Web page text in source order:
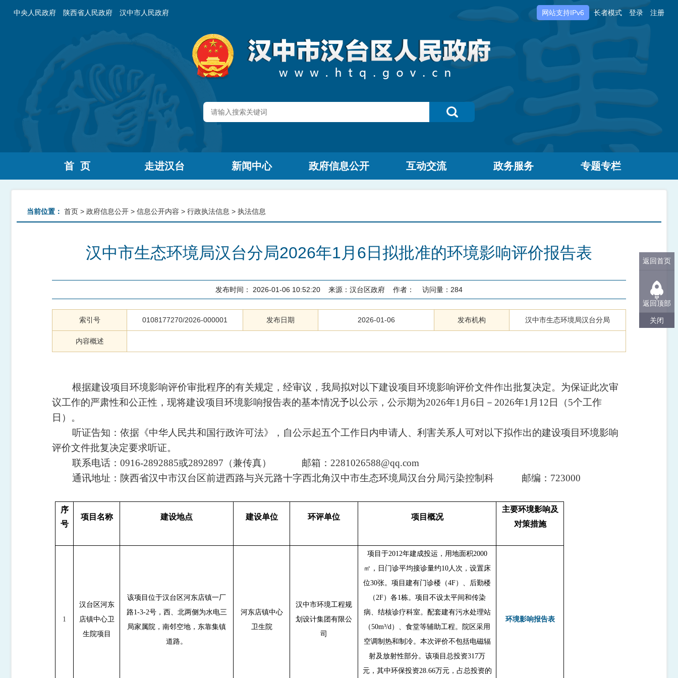
中央人民政府 陕西省人民政府 汉中市人民政府 网站支持IPv6 长者模式 登录 注册
首 页 走进汉台 新闻中心 政府信息公开 互动交流 政务服务 专题专栏
当前位置： 首页 > 政府信息公开 > 信息公开内容 > 行政执法信息 > 执法信息
汉中市生态环境局汉台分局2026年1月6日拟批准的环境影响评价报告表
发布时间： 2026-01-06 10:52:20 来源： 汉台区政府 作者： 访问量： 284
索引号 0108177270/2026-000001 发布日期 2026-01-06 发布机构 汉中市生态环境局汉台分局
内容概述
根据建设项目环境影响评价审批程序的有关规定，经审议，我局拟对以下建设项目环境影响评价文件作出批复决定。为保证此次审
议工作的严肃性和公正性，现将建设项目环境影响报告表的基本情况予以公示，公示期为2026年1 月 6 日 － 2026年1 月 12 日 （5个工作
日）。
听证告知：依据《中华人民共和国行政许可法》，自公示起五个工作日内申请人、利害关系人可对以下拟作出的建设项目环境影响
评价文件批复决定要求听证。
联系电话： 0916-2892885或2892897 （兼传真） 邮箱： 2281026588@qq.com
通讯地址：陕西省汉中市汉台区前进西路与兴元路十字西北角汉中市生态环境局汉台分局污染控制科 邮编： 723000
序
号
项目名称 建设地点 建设单位 环评单位 项目概况
主要环境影响及
对策措施
1
汉台区河东
店镇中心卫
生院项目
该项目位于汉台区河东店镇一厂
路1-3-2号，西、北两侧为水电三
局家属院，南邻空地，东靠集镇
道路。
河东店镇中心
卫生院
汉中市环境工程规
划设计集团有限公
司
项目于2012年建成投运，用地面积2000
㎡，日门诊平均接诊量约10人次，设置床
位30张。项目建有门诊楼（4F）、后勤楼
（2F）各1栋。项目不设太平间和传染
病、结核诊疗科室。配套建有污水处理站
（50m³/d）、食堂等辅助工程。院区采用
空调制热和制冷。本次评价不包括电磁辐
射及放射性部分。该项目总投资317万
元，其中环保投资28.66万元，占总投资的
环境影响报告表
返回首页
返回顶部
关闭